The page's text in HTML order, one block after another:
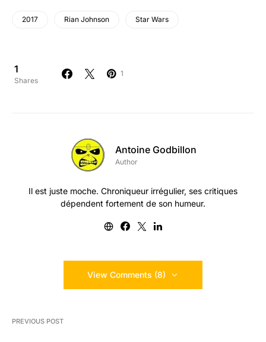
2017 Rian Johnson Star Wars
1
Shares
1
Antoine Godbillon
Author
Il est juste moche. Chroniqueur irrégulier, ses critiques
dépendent fortement de son humeur.
View Comments (8)
PREVIOUS POST